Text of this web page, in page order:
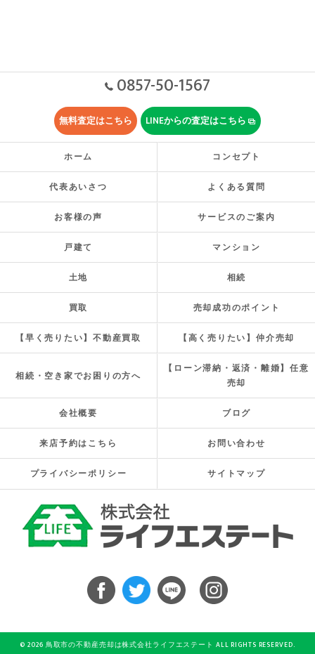
0857-50-1567
無料査定はこちら LINEからの査定はこちら
ホーム コンセプト
代表あいさつ よくある質問
お客様の声 サービスのご案内
戸建て マンション
土地 相続
買取 売却成功のポイント
【早く売りたい】不動産買取 【高く売りたい】仲介売却
相続・空き家でお困りの方へ
【ローン滞納・返済・離婚】任意
売却
会社概要 ブログ
来店予約はこちら お問い合わせ
プライバシーポリシー サイトマップ
© 2026 鳥取市の不動産売却は株式会社ライフエステート ALL RIGHTS RESERVED.